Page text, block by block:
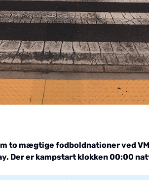
to mægtige fodboldnationer ved
Der er kampstart klokken 00:00